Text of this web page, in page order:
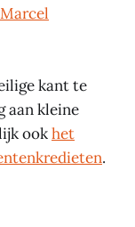
kant te
aan kleine
ookhet
.